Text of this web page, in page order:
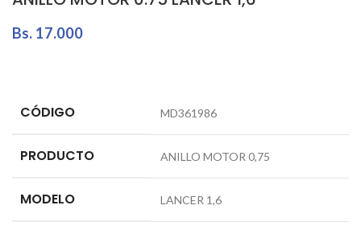
Bs. 17.000
CÓDIGO MD361986
PRODUCTO ANILLO MOTOR 0,75
MODELO LANCER 1,6